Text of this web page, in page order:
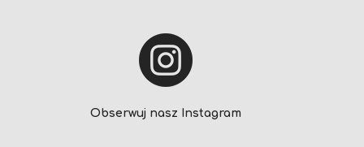
Obserwuj nasz Instagram